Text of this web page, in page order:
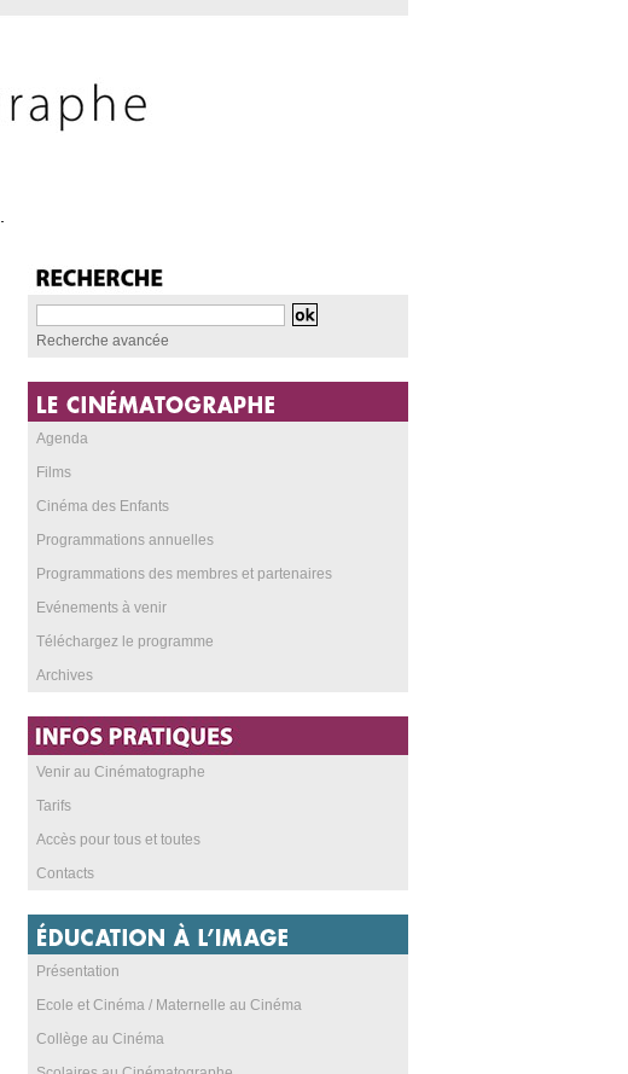
Recherche avancée
Agenda
Films
Cinéma des Enfants
Programmations annuelles
Programmations des membres et partenaires
Evénements à venir
Téléchargez le programme
Archives
Venir au Cinématographe
Tarifs
Accès pour tous et toutes
Contacts
Présentation
Ecole et Cinéma / Maternelle au Cinéma
Collège au Cinéma